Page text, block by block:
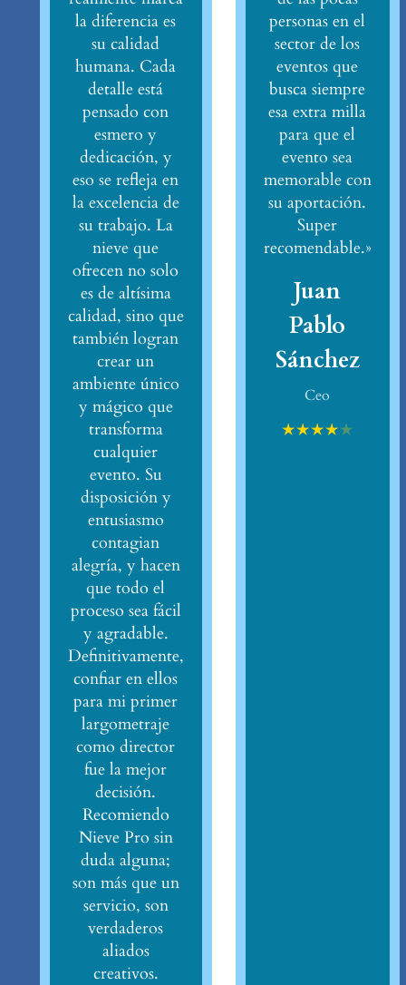
la diferencia es
su calidad
humana. Cada
detalle está
pensado con
esmero y
dedicación, y
eso se refleja en
la excelencia de
su trabajo. La
nieve que
ofrecen no solo
es de altísima
calidad, sino que
también logran
crear un
ambiente único
y mágico que
transforma
cualquier
evento. Su
disposición y
entusiasmo
contagian
alegría, y hacen
que todo el
proceso sea fácil
y agradable.
Definitivamente,
confiar en ellos
para mi primer
largometraje
como director
fue la mejor
decisión.
Recomiendo
Nieve Pro sin
duda alguna;
son más que un
servicio, son
verdaderos
aliados
creativos.
personas en el
sector de los
eventos que
busca siempre
esa extra milla
para que el
evento sea
memorable con
su aportación.
Super
recomendable.»
Juan
Pablo
Sánchez
Ceo
★★★★★